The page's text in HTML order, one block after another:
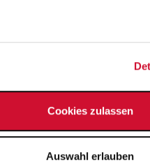
Cookies zulassen
Auswahl erlauben
E-Mail-Adresse eintragen